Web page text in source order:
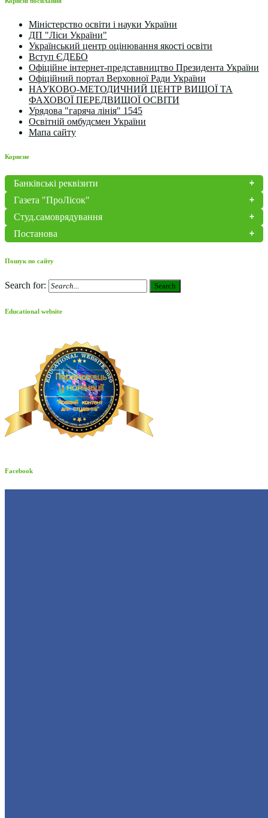
Міністерство освіти і науки України
ДП "Ліси України"
Український центр оцінювання якості освіти
Вступ ЄДЕБО
Офіційне інтернет-представництво Президента України
Офіційний портал Верховної Ради України
НАУКОВО-МЕТОДИЧНИЙ ЦЕНТР ВИЩОЇ ТА
ФАХОВОЇ ПЕРЕДВИЩОЇ ОСВІТИ
Урядова "гаряча лінія" 1545
Освітній омбудсмен України
Мапа сайту
Корисне
Банківські реквізити
Газета "ПроЛісок"
Студ.самоврядування
Постанова
Пошук по сайту
Search for: Search
Educational website
Facebook